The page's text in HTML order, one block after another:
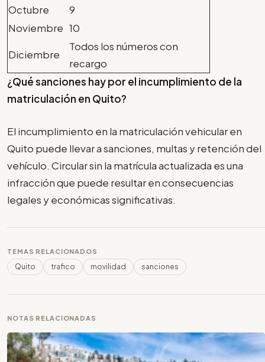
Octubre
9
Noviembre 10
Diciembre
Todos los números con
recargo
¿Qué sanciones hay por el incumplimiento de la
matriculación en Quito?
El incumplimiento en la matriculación vehicular en
Quito puede llevar a sanciones, multas y retención del
vehículo. Circular sin la matrícula actualizada es una
infracción que puede resultar en consecuencias
legales y económicas significativas.
TEMAS RELACIONADOS
Quito trafico movilidad sanciones
NOTAS RELACIONADAS